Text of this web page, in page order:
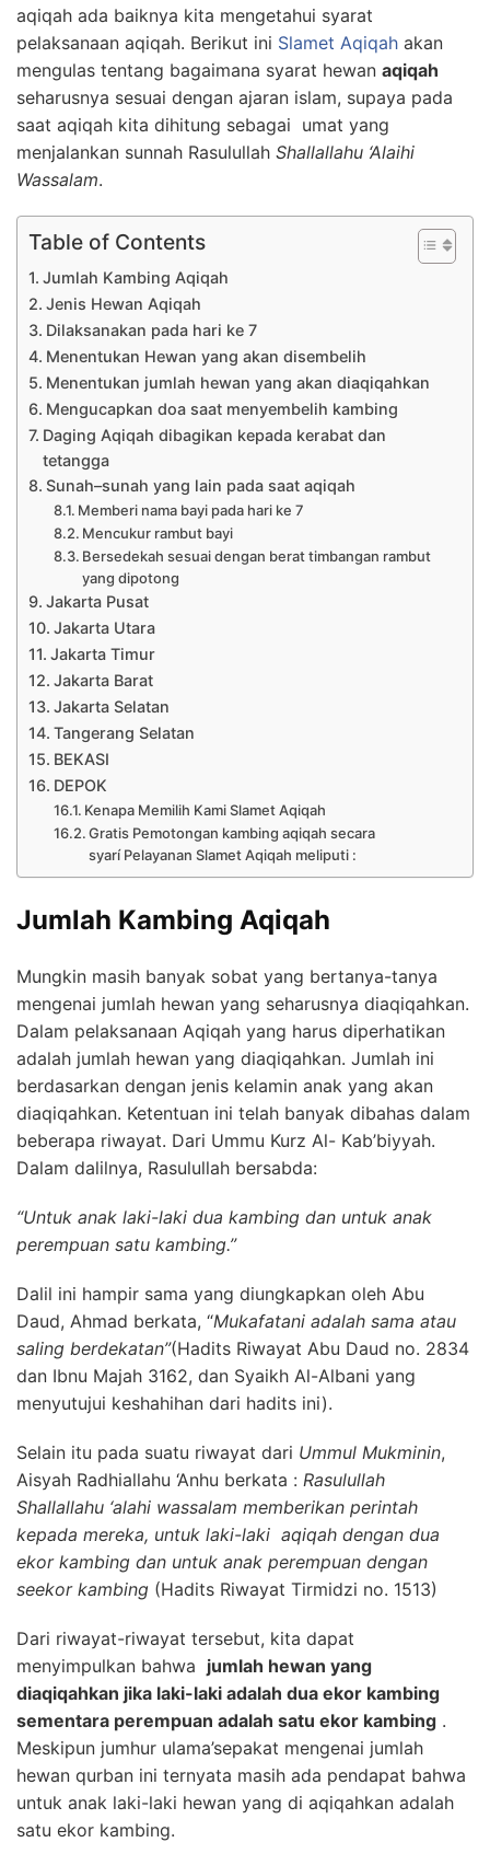
aqiqah ada baiknya kita mengetahui syarat
pelaksanaan aqiqah. Berikut ini Slamet Aqiqah akan
mengulas tentang bagaimana syarat hewan aqiqah
seharusnya sesuai dengan ajaran islam, supaya pada
saat aqiqah kita dihitung sebagai umat yang
menjalankan sunnah Rasulullah Shallallahu ‘Alaihi
Wassalam.
Table of Contents
Jumlah Kambing Aqiqah
Jenis Hewan Aqiqah
Dilaksanakan pada hari ke 7
Menentukan Hewan yang akan disembelih
Menentukan jumlah hewan yang akan diaqiqahkan
Mengucapkan doa saat menyembelih kambing
Daging Aqiqah dibagikan kepada kerabat dan
tetangga
Sunah–sunah yang lain pada saat aqiqah
Memberi nama bayi pada hari ke 7
Mencukur rambut bayi
Bersedekah sesuai dengan berat timbangan rambut
yang dipotong
Jakarta Pusat
Jakarta Utara
Jakarta Timur
Jakarta Barat
Jakarta Selatan
Tangerang Selatan
BEKASI
DEPOK
Kenapa Memilih Kami Slamet Aqiqah
Gratis Pemotongan kambing aqiqah secara
syarí Pelayanan Slamet Aqiqah meliputi :
Jumlah Kambing Aqiqah
Mungkin masih banyak sobat yang bertanya-tanya
mengenai jumlah hewan yang seharusnya diaqiqahkan.
Dalam pelaksanaan Aqiqah yang harus diperhatikan
adalah jumlah hewan yang diaqiqahkan. Jumlah ini
berdasarkan dengan jenis kelamin anak yang akan
diaqiqahkan. Ketentuan ini telah banyak dibahas dalam
beberapa riwayat. Dari Ummu Kurz Al- Kab’biyyah.
Dalam dalilnya, Rasulullah bersabda:
“Untuk anak laki-laki dua kambing dan untuk anak
perempuan satu kambing.”
Dalil ini hampir sama yang diungkapkan oleh Abu
Daud, Ahmad berkata, “Mukafatani adalah sama atau
saling berdekatan”(Hadits Riwayat Abu Daud no. 2834
dan Ibnu Majah 3162, dan Syaikh Al-Albani yang
menyutujui keshahihan dari hadits ini).
Selain itu pada suatu riwayat dari Ummul Mukminin,
Aisyah Radhiallahu ‘Anhu berkata : Rasulullah
Shallallahu ‘alahi wassalam memberikan perintah
kepada mereka, untuk laki-laki aqiqah dengan dua
ekor kambing dan untuk anak perempuan dengan
seekor kambing (Hadits Riwayat Tirmidzi no. 1513)
Dari riwayat-riwayat tersebut, kita dapat
menyimpulkan bahwa jumlah hewan yang
diaqiqahkan jika laki-laki adalah dua ekor kambing
sementara perempuan adalah satu ekor kambing .
Meskipun jumhur ulama’sepakat mengenai jumlah
hewan qurban ini ternyata masih ada pendapat bahwa
untuk anak laki-laki hewan yang di aqiqahkan adalah
satu ekor kambing.